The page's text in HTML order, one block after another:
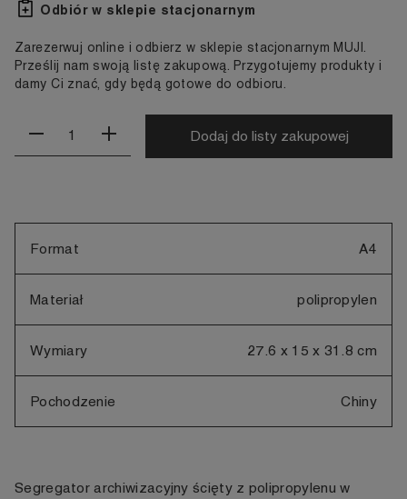
Odbiór w sklepie stacjonarnym
Zarezerwuj online i odbierz w sklepie stacjonarnym MUJI.
Prześlij nam swoją listę zakupową. Przygotujemy produkty i
damy Ci znać, gdy będą gotowe do odbioru.
Dodaj do listy zakupowej
Format A4
Materiał polipropylen
Wymiary 27.6 x 15 x 31.8 cm
Pochodzenie Chiny
Segregator archiwizacyjny ścięty z polipropylenu w